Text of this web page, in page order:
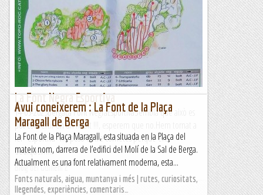
Oristà, vèrtex geodèsic puig Cornador, carrer de la Ruixeda,
oratori dels Sants Màrtirs, Sant Nazari i gravats de
RocaguinardaWikiloc | Ruta Oristà, vèrtex geodèsic puig...
Muntanya
La Font Negra Esportiva
14-09-2023BergaLa Font NegraEsportivaSembla que això es
pot convertir en un hàbit !!!, esperem que no.Hem tornat a
fer "esportiva" ho poso entre cometes perquè ens
dediquem...
Blog del Guillem 2
Avui coneixerem : La Font de la Plaça
Maragall de Berga
La Font de la Plaça Maragall, esta situada en la Plaça del
mateix nom, darrera de l’edifici del Molí de la Sal de Berga.
Actualment es una font relativament moderna, esta...
Fonts naturals, aigua, muntanya i més | rutes, curiositats,
llegendes, experiències, comentaris…